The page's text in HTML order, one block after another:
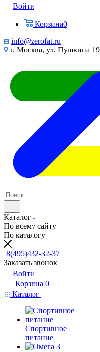
Войти
Корзина0
info@zerofat.ru
г. Москва, ул. Пушкина 19
Каталог
По всему сайту
По каталогу
8(495)432-32-37
Заказать звонок
Войти
Корзина 0
Каталог
Спортивное
питание